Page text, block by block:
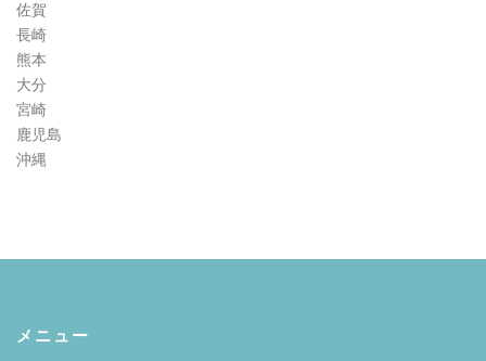
佐賀
長崎
熊本
大分
宮崎
鹿児島
沖縄
メニュー